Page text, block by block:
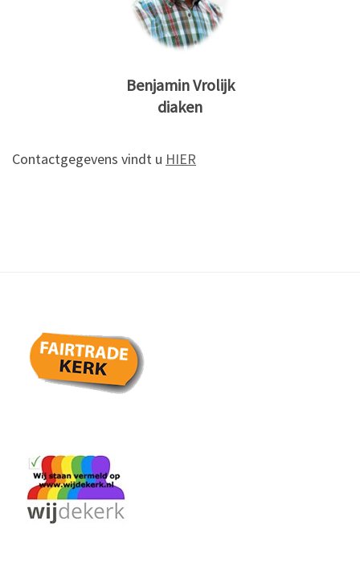
Benjamin Vrolijk
diaken
Contactgegevens vindt u HIER